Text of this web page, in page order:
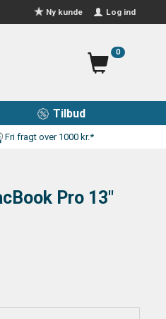
Log ind
Ny kunde
0
Tilbud
Fri fragt over 1000 kr.*
Pro 13"